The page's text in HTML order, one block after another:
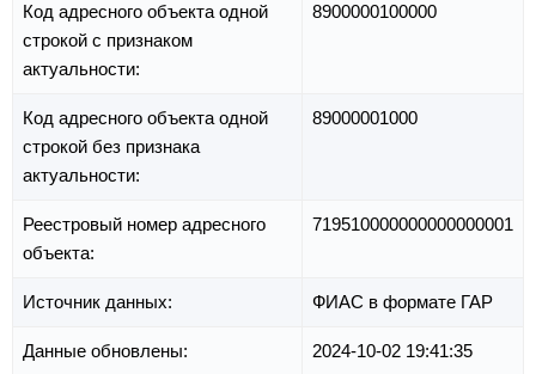
Код адресного объекта одной
строкой с признаком
актуальности:
8900000100000
Код адресного объекта одной
строкой без признака
актуальности:
89000001000
Реестровый номер адресного
объекта:
719510000000000000001
Источник данных: ФИАС в формате ГАР
Данные обновлены: 2024-10-02 19:41:35